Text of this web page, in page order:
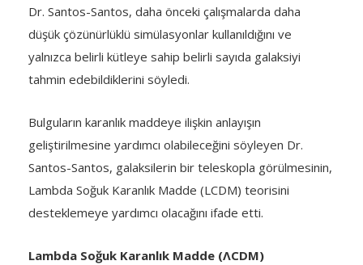
Dr. Santos-Santos, daha önceki çalışmalarda daha
düşük çözünürlüklü simülasyonlar kullanıldığını ve
yalnızca belirli kütleye sahip belirli sayıda galaksiyi
tahmin edebildiklerini söyledi.
Bulguların karanlık maddeye ilişkin anlayışın
geliştirilmesine yardımcı olabileceğini söyleyen Dr.
Santos-Santos, galaksilerin bir teleskopla görülmesinin,
Lambda Soğuk Karanlık Madde (LCDM) teorisini
desteklemeye yardımcı olacağını ifade etti.
Lambda Soğuk Karanlık Madde (ΛCDM)